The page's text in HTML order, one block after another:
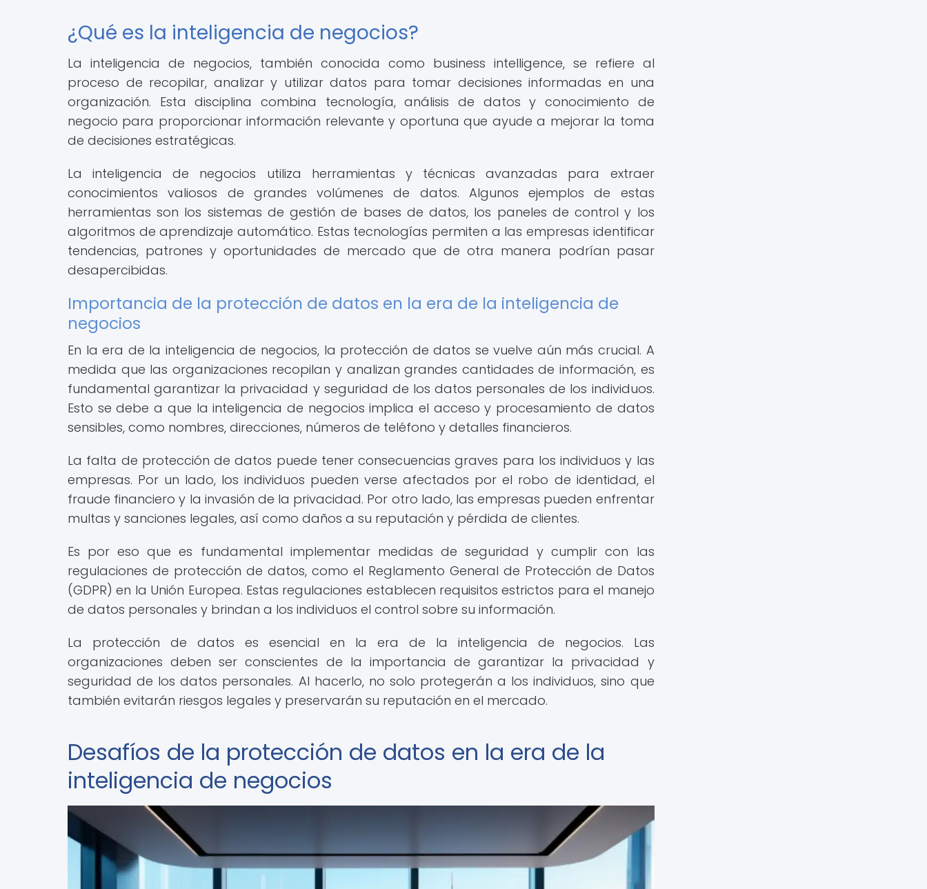
¿Qué es la inteligencia de negocios?
La inteligencia de negocios, también conocida como business intelligence, se refiere al
proceso de recopilar, analizar y utilizar datos para tomar decisiones informadas en una
organización. Esta disciplina combina tecnología, análisis de datos y conocimiento de
negocio para proporcionar información relevante y oportuna que ayude a mejorar la toma
de decisiones estratégicas.
La inteligencia de negocios utiliza herramientas y técnicas avanzadas para extraer
conocimientos valiosos de grandes volúmenes de datos. Algunos ejemplos de estas
herramientas son los sistemas de gestión de bases de datos, los paneles de control y los
algoritmos de aprendizaje automático. Estas tecnologías permiten a las empresas identificar
tendencias, patrones y oportunidades de mercado que de otra manera podrían pasar
desapercibidas.
Importancia de la protección de datos en la era de la inteligencia de
negocios
En la era de la inteligencia de negocios, la protección de datos se vuelve aún más crucial. A
medida que las organizaciones recopilan y analizan grandes cantidades de información, es
fundamental garantizar la privacidad y seguridad de los datos personales de los individuos.
Esto se debe a que la inteligencia de negocios implica el acceso y procesamiento de datos
sensibles, como nombres, direcciones, números de teléfono y detalles financieros.
La falta de protección de datos puede tener consecuencias graves para los individuos y las
empresas. Por un lado, los individuos pueden verse afectados por el robo de identidad, el
fraude financiero y la invasión de la privacidad. Por otro lado, las empresas pueden enfrentar
multas y sanciones legales, así como daños a su reputación y pérdida de clientes.
Es por eso que es fundamental implementar medidas de seguridad y cumplir con las
regulaciones de protección de datos, como el Reglamento General de Protección de Datos
(GDPR) en la Unión Europea. Estas regulaciones establecen requisitos estrictos para el manejo
de datos personales y brindan a los individuos el control sobre su información.
La protección de datos es esencial en la era de la inteligencia de negocios. Las
organizaciones deben ser conscientes de la importancia de garantizar la privacidad y
seguridad de los datos personales. Al hacerlo, no solo protegerán a los individuos, sino que
también evitarán riesgos legales y preservarán su reputación en el mercado.
Desafíos de la protección de datos en la era de la
inteligencia de negocios